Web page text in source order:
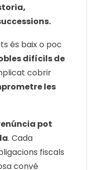
és baix o poc
difícils de
cobrir
les
pot
. Cada
fiscals
convé